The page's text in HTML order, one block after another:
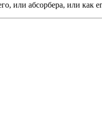
или абсорбера, или как